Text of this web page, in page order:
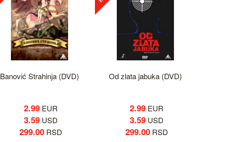
Banović Strahinja (DVD)
2.99EUR
3.59USD
299.00RSD
Od zlata jabuka (DVD)
2.99EUR
3.59USD
299.00RSD